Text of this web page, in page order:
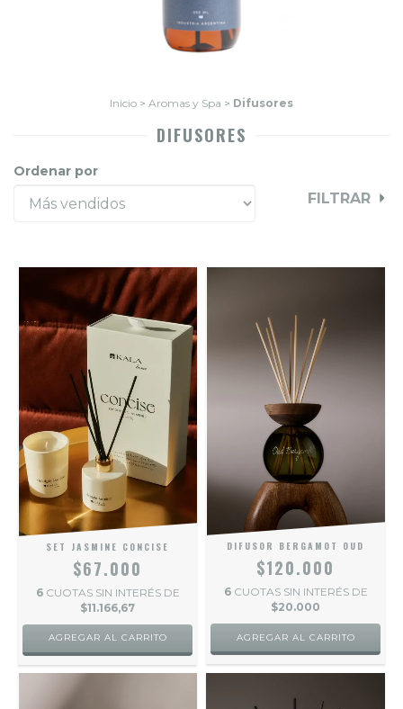
Inicio > Aromas y Spa > Difusores
DIFUSORES
Ordenar por
FILTRAR
SET JASMINE CONCISE
$67.000
6 CUOTAS SIN INTERÉS DE
$11.166,67
DIFUSOR BERGAMOT OUD
$120.000
6 CUOTAS SIN INTERÉS DE
$20.000